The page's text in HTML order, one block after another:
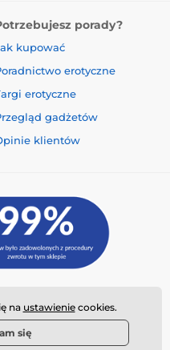
porady?
kupować
erotyczne
erotyczne
gadżetów
klientów
na ustawieniecookies.
się